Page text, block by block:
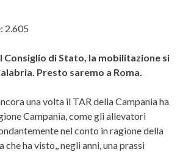
2.605
di Stato, la mobilitazione si
Presto saremo a Roma.
una volta il TAR della Campania ha
Campania, come gli allevatori
nel conto in ragione della
ha visto,, negli anni, una prassi